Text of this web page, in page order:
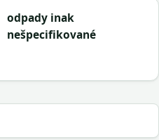
odpady inak
nešpecifikované